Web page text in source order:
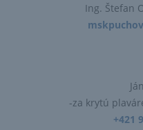
Ing. Štefan
-za krytú
+421